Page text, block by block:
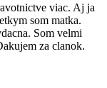
viac. Aj ja
som matka.
Som velmi
za clanok.